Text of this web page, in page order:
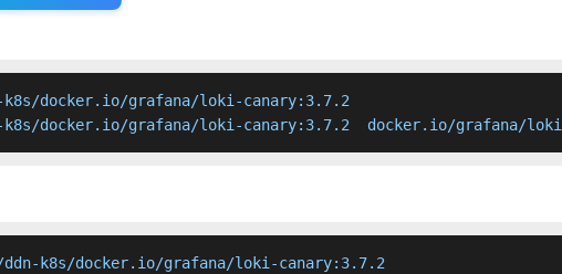
k8s/docker.io/grafana/loki-canary:3.7.2
k8s/docker.io/grafana/loki-canary:3.7.2  docker.io/grafana/
ddn-k8s/docker.io/grafana/loki-canary:3.7.2